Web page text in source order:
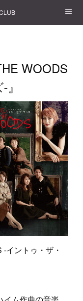
WOODS
イントゥ・ザ・